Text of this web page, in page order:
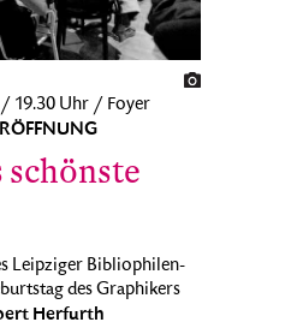
19.30 Uhr / Foyer
Leipziger Bibliophilen-
des Graphikers
Herfurth